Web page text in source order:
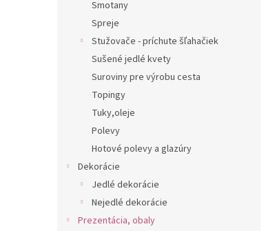
Smotany
Spreje
Stužovače - príchute šľahačiek
Sušené jedlé kvety
Suroviny pre výrobu cesta
Topingy
Tuky,oleje
Polevy
Hotové polevy a glazúry
Dekorácie
Jedlé dekorácie
Nejedlé dekorácie
Prezentácia, obaly